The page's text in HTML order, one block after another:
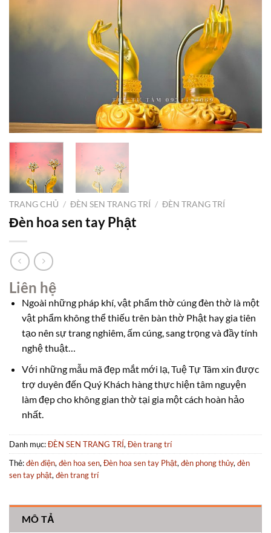
TRANG CHỦ / ĐÈN SEN TRANG TRÍ / ĐÈN TRANG TRÍ
Đèn hoa sen tay Phật
Liên hệ
Ngoài những pháp khí, vật phẩm thờ cúng đèn thờ là một
vật phẩm không thể thiếu trên bàn thờ Phật hay gia tiên
tạo nên sự trang nghiêm, ấm cúng, sang trọng và đầy tính
nghệ thuật…
Với những mẫu mã đẹp mắt mới lạ, Tuệ Tự Tâm xin được
trợ duyên đến Quý Khách hàng thực hiện tâm nguyện
làm đẹp cho không gian thờ tại gia một cách hoàn hảo
nhất.
Danh mục:ĐÈN SEN TRANG TRÍ, Đèn trang trí
Thẻ:đèn điện, đèn hoa sen, Đèn hoa sen tay Phật, đèn phong thủy, đèn
sen tay phật, đèn trang trí
MÔ TẢ